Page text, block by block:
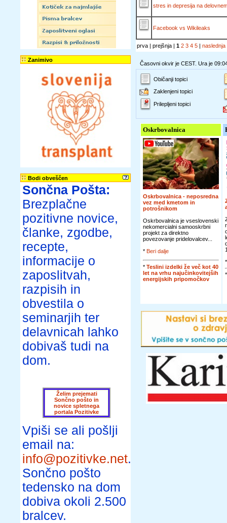
Zanimivo
Bodi obveščen
Sončna Pošta:
Brezplačne
pozitivne novice,
članke, zgodbe,
recepte,
informacije o
zaposlitvah,
razpisih in
obvestila o
seminarjih ter
delavnicah lahko
dobivaš tudi na
dom.
Želim prejemati
Sončno pošto in
novice spletnega
portala Pozitivke
Vpiši se ali pošlji
email na:
info@pozitivke.net.
Sončno pošto
tedensko na dom
dobiva okoli 2.500
bralcev.
stres in depresija na
Facebook vs Wikileaks
prva | prejšnja | 1 2 3 4 5 | naslednja
Časovni okvir je CEST. Ura je
Običanji topici
Zaklenjeni topici
Prilepljeni topici
Oskrbovalnica
Oskrbovalnica - neposredna
vez med kmetom in
potrošnikom
Oskrbovalnica je vseslovenski
nekomercialni samooskrbni
projekt za direktno
povezovanje pridelovalcev...
* Beri dalje
* Teslini izdelki že več kot 40
let na vrhu najučinkovitejših
energijskih pripomočkov